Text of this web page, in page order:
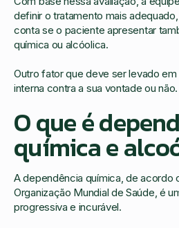
definir o tratamento mais
conta se o paciente apresentar
química ou alcóolica.
Outro fator que deve ser levado
interna contra a sua vontade ou não.
O que é
química e
A dependência química, de acordo
Organização Mundial de Saúde, é
progressiva e incurável.